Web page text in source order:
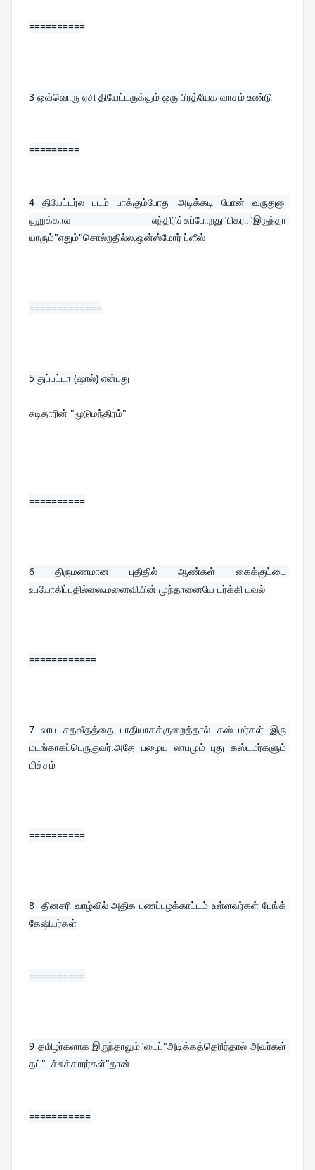
==========
3 ஒவ்வொரு ஏசி தியேட்டருக்கும் ஒரு பிரத்யேக வாசம் உண்டு
=========
4 தியேட்டர்ல படம் பாக்கும்போது அடிக்கடி போன் வருதுனு
குறுக்கால எந்திரிச்சுப்போறது"பிகரா"இருந்தா
யாரும்"எதும்"சொல்றதில்ல.ஒன்ஸ்மோர் ப்ளீஸ்
=============
5 துப்பட்டா (ஷால்) என்பது
சுடிதாரின் "மூடுமந்திரம்"
==========
6 திருமணமான புதிதில் ஆண்கள் கைக்குட்டை
உபயோகிப்பதில்லை.மனைவியின் முந்தானையே டர்க்கி டவல்
============
7 லாப சதவீதத்தை பாதியாகக்குறைத்தால் கஸ்டமர்கள் இரு
மடங்காகப்பெருகுவர்.அதே பழைய லாபமும் புது கஸ்டமர்களும்
மிச்சம்
==========
8 தினசரி வாழ்வில் அதிக பணப்புழக்காட்டம் உள்ளவர்கள் பேங்க்
கேஷியர்கள்
==========
9 தமிழர்களாக இருந்தாலும்"டைப்"அடிக்கத்தெரிந்தால் அவர்கள்
தட்"டச்சுக்காரர்கள்"தான்
===========